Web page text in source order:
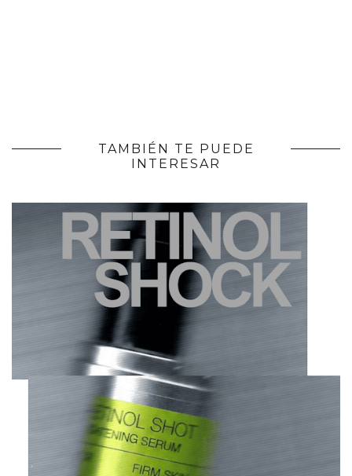
TAMBIÉN TE PUEDE
INTERESAR